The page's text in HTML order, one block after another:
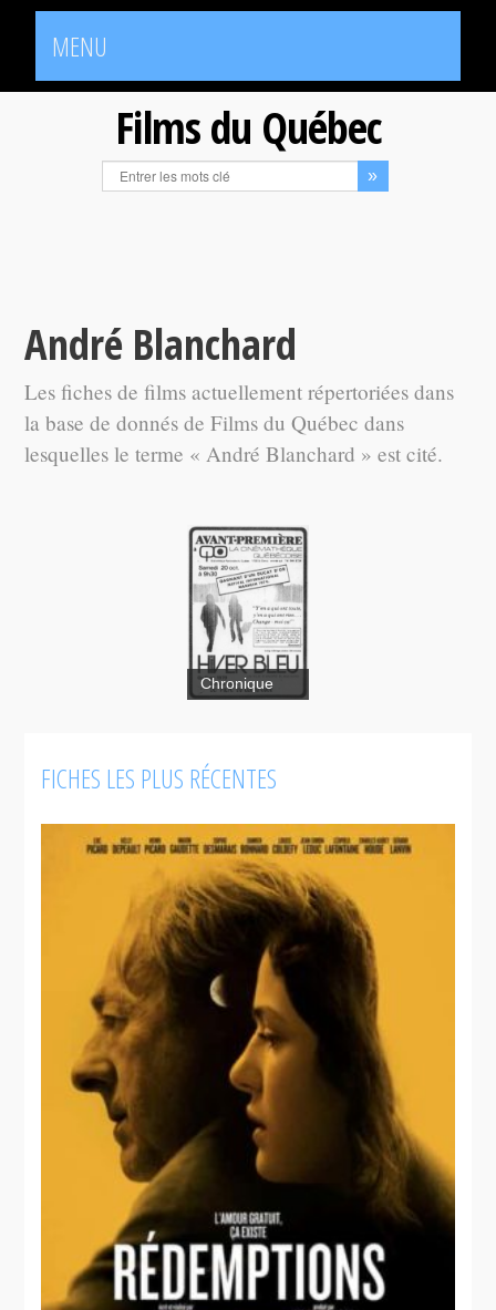
MENU
Films du Québec
André Blanchard
Les fiches de films actuellement répertoriées dans
la base de donnés de Films du Québec dans
lesquelles le terme « André Blanchard » est cité.
L'hiver bleu
Chronique
FICHES LES PLUS RÉCENTES